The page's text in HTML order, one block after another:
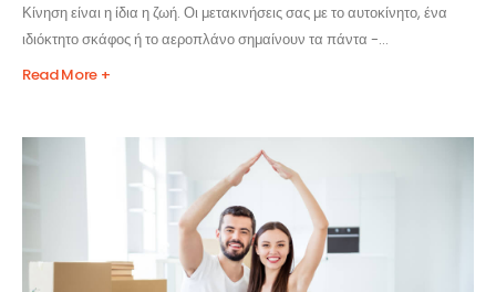
Κίνηση είναι η ίδια η ζωή. Οι μετακινήσεις σας με το αυτοκίνητο, ένα
ιδιόκτητο σκάφος ή το αεροπλάνο σημαίνουν τα πάντα -...
Read More +